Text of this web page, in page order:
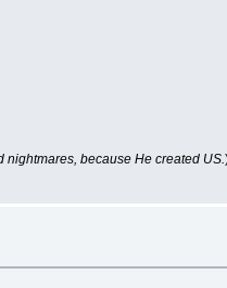
because He created US.